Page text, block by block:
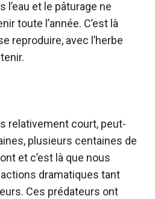
l’eau et le pâturage ne
toute l’année. C’est là
reproduire, avec l’herbe
relativement court, peut-
plusieurs centaines de
et c’est là que nous
dramatiques tant
Ces prédateurs ont